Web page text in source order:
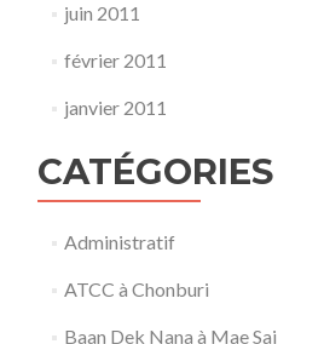
juin 2011
février 2011
janvier 2011
CATÉGORIES
Administratif
ATCC à Chonburi
Baan Dek Nana à Mae Sai